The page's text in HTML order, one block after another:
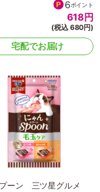
6ポイント
618 円
(税込 680円)
宅配でお届け
ーン 三ツ星グルメ